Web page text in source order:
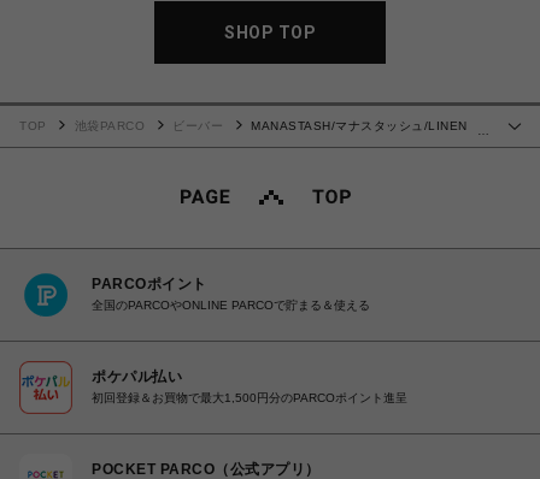
SHOP TOP
TOP 池袋PARCO ビーバー
MANASTASH/マナスタッシュ/LINEN
PARCOポイント
全国のPARCOやONLINE PARCOで貯まる＆使える
ポケパル払い
初回登録＆お買物で最大1,500円分のPARCOポイント進呈
POCKET PARCO（公式アプリ）